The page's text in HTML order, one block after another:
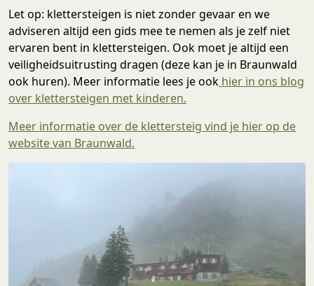
Let op: klettersteigen is niet zonder gevaar en we
adviseren altijd een gids mee te nemen als je zelf niet
ervaren bent in klettersteigen. Ook moet je altijd een
veiligheidsuitrusting dragen (deze kan je in Braunwald
ook huren). Meer informatie lees je ook hier in ons blog
over klettersteigen met kinderen.
Meer informatie over de klettersteig vind je hier op de
website van Braunwald.